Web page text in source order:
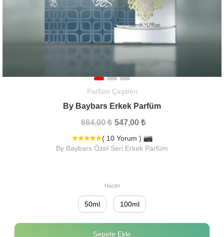
Parfüm Çeşitleri
By Baybars Erkek Parfüm
684,00 ₺ 547,00 ₺
( 10 Yorum )
By Baybars Özel Seri Erkek Parfüm
Hacim
50ml 100ml
Sepete Ekle